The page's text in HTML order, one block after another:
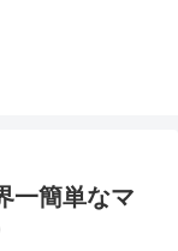
一簡単なマ